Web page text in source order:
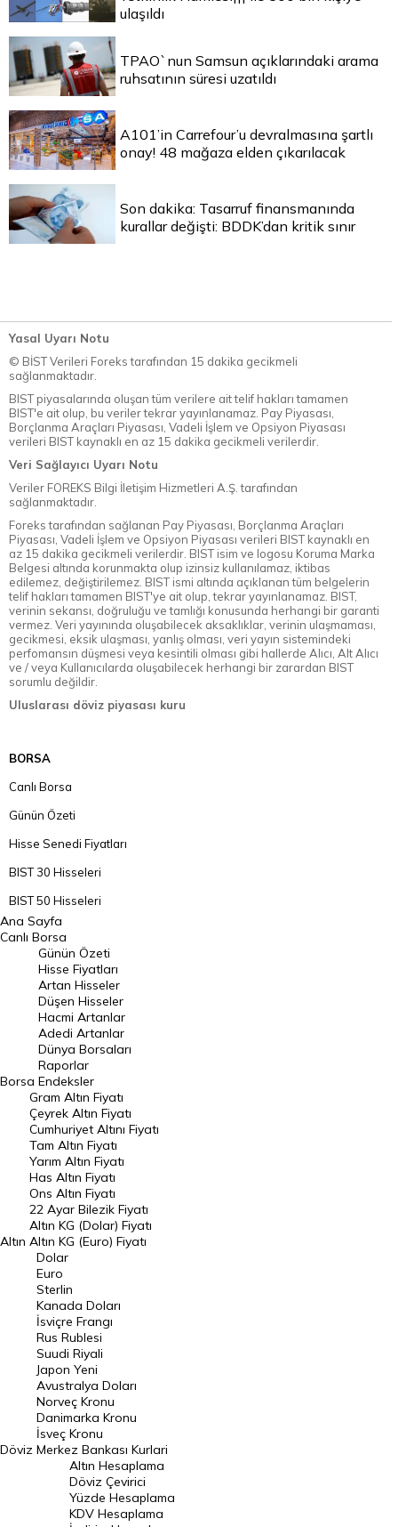
ulaşıldı
TPAO`nun Samsun açıklarındaki arama
ruhsatının süresi uzatıldı
A101’in Carrefour’u devralmasına şartlı
onay! 48 mağaza elden çıkarılacak
Son dakika: Tasarruf finansmanında
kurallar değişti: BDDK’dan kritik sınır
Yasal Uyarı Notu
© BİST Verileri Foreks tarafından 15 dakika gecikmeli
sağlanmaktadır.
BIST piyasalarında oluşan tüm verilere ait telif hakları tamamen
BIST'e ait olup, bu veriler tekrar yayınlanamaz. Pay Piyasası,
Borçlanma Araçları Piyasası, Vadeli İşlem ve Opsiyon Piyasası
verileri BIST kaynaklı en az 15 dakika gecikmeli verilerdir.
Veri Sağlayıcı Uyarı Notu
Veriler FOREKS Bilgi İletişim Hizmetleri A.Ş. tarafından
sağlanmaktadır.
Foreks tarafından sağlanan Pay Piyasası, Borçlanma Araçları
Piyasası, Vadeli İşlem ve Opsiyon Piyasası verileri BIST kaynaklı en
az 15 dakika gecikmeli verilerdir. BIST isim ve logosu Koruma Marka
Belgesi altında korunmakta olup izinsiz kullanılamaz, iktibas
edilemez, değiştirilemez. BIST ismi altında açıklanan tüm belgelerin
telif hakları tamamen BIST'ye ait olup, tekrar yayınlanamaz. BIST,
verinin sekansı, doğruluğu ve tamlığı konusunda herhangi bir garanti
vermez. Veri yayınında oluşabilecek aksaklıklar, verinin ulaşmaması,
gecikmesi, eksik ulaşması, yanlış olması, veri yayın sistemindeki
perfomansın düşmesi veya kesintili olması gibi hallerde Alıcı, Alt Alıcı
ve / veya Kullanıcılarda oluşabilecek herhangi bir zarardan BIST
sorumlu değildir.
Uluslarası döviz piyasası kuru
BORSA
Canlı Borsa
Günün Özeti
Hisse Senedi Fiyatları
BIST 30 Hisseleri
BIST 50 Hisseleri
BIST 100 Hisseleri
En Çok Artan Hisseler
En Çok Düşen Hisseler
Hacmi Artanlar
Geçmiş Kapanışlar
Dünya Borsaları
Raporlar
Endeksler
DÖVİZ
Döviz Kuru
Dolar Kuru
Euro Kuru
Pound Kuru
Frank Kuru
Riyal Kuru
Avustralya Doları
Danimarka Kronu Kuru
Kanada Doları Kuru
Norveç Kronu Kuru
İsveç Kronu Kuru
Japon Yeni Kuru
Ana Sayfa
Canlı Borsa
Borsa
Günün Özeti
Hisse Fiyatları
Artan Hisseler
Düşen Hisseler
Hacmi Artanlar
Adedi Artanlar
Dünya Borsaları
Raporlar
Endeksler
Altın
Gram Altın Fiyatı
Çeyrek Altın Fiyatı
Cumhuriyet Altını Fiyatı
Tam Altın Fiyatı
Yarım Altın Fiyatı
Has Altın Fiyatı
Ons Altın Fiyatı
22 Ayar Bilezik Fiyatı
Altın KG (Dolar) Fiyatı
Altın KG (Euro) Fiyatı
Döviz
Dolar
Euro
Sterlin
Kanada Doları
İsviçre Frangı
Rus Rublesi
Suudi Riyali
Japon Yeni
Avustralya Doları
Norveç Kronu
Danimarka Kronu
İsveç Kronu
Merkez Bankası Kurlari
Altın Hesaplama
Döviz Çevirici
Yüzde Hesaplama
KDV Hesaplama